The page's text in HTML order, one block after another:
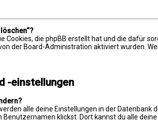
Cookies, die phpBB erstellt hat und die dafür
der Board-Administration aktiviert wurden.
-einstellungen
alle deine Einstellungen in der Datenbank
klickst. Dort kannst du alle deine